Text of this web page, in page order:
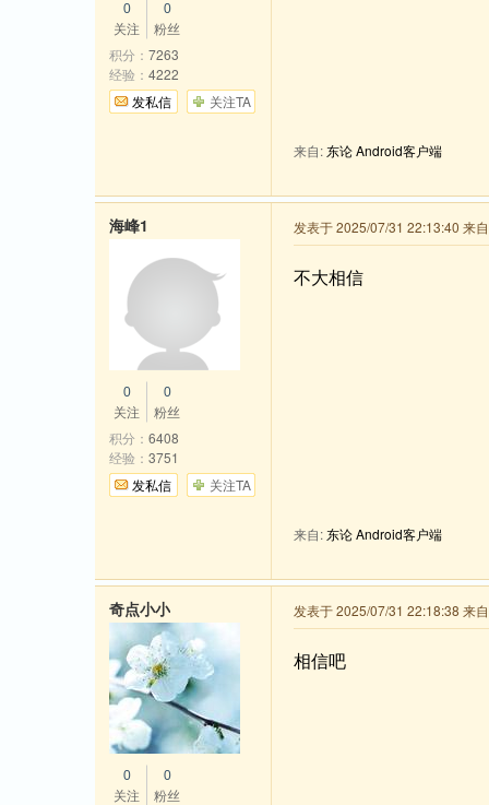
来自:东论 Android客户端
0
关注
0
粉丝
积分： 7263
经验： 4222
发私信
关注TA
发表于 2025/07/31 22:13:40 来
不大相信
来自:东论 Android客户端
海峰1
0
关注
0
粉丝
积分： 6408
经验： 3751
发私信
关注TA
发表于 2025/07/31 22:18:38 来
相信吧
奇点小小
0
关注
0
粉丝